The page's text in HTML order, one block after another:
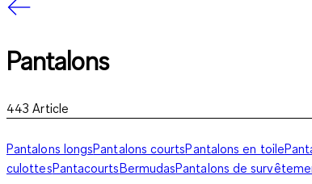
Pantalons
443 Article
Pantalons longsPantalons courtsPantalons en toile
culottesPantacourtsBermudasPantalons de